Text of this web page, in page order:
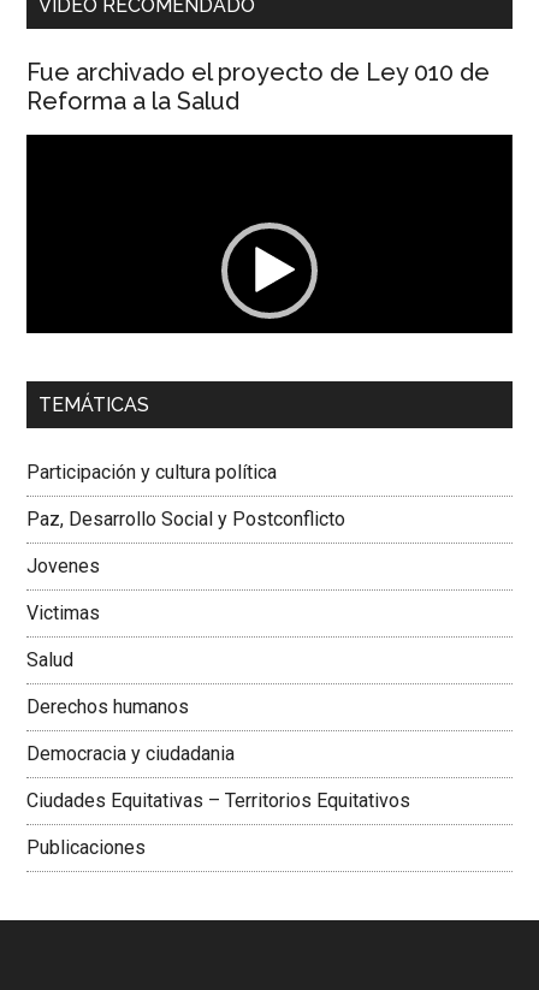
VIDEO RECOMENDADO
Fue archivado el proyecto de Ley 010 de
Reforma a la Salud
00:00 01:04
Dra. Carolina Corcho Mejía,Presidenta Corporación
Colombiana
TEMÁTICAS
Participación y cultura política
Paz, Desarrollo Social y Postconflicto
Jovenes
Victimas
Salud
Derechos humanos
Democracia y ciudadania
Ciudades Equitativas – Territorios Equitativos
Publicaciones